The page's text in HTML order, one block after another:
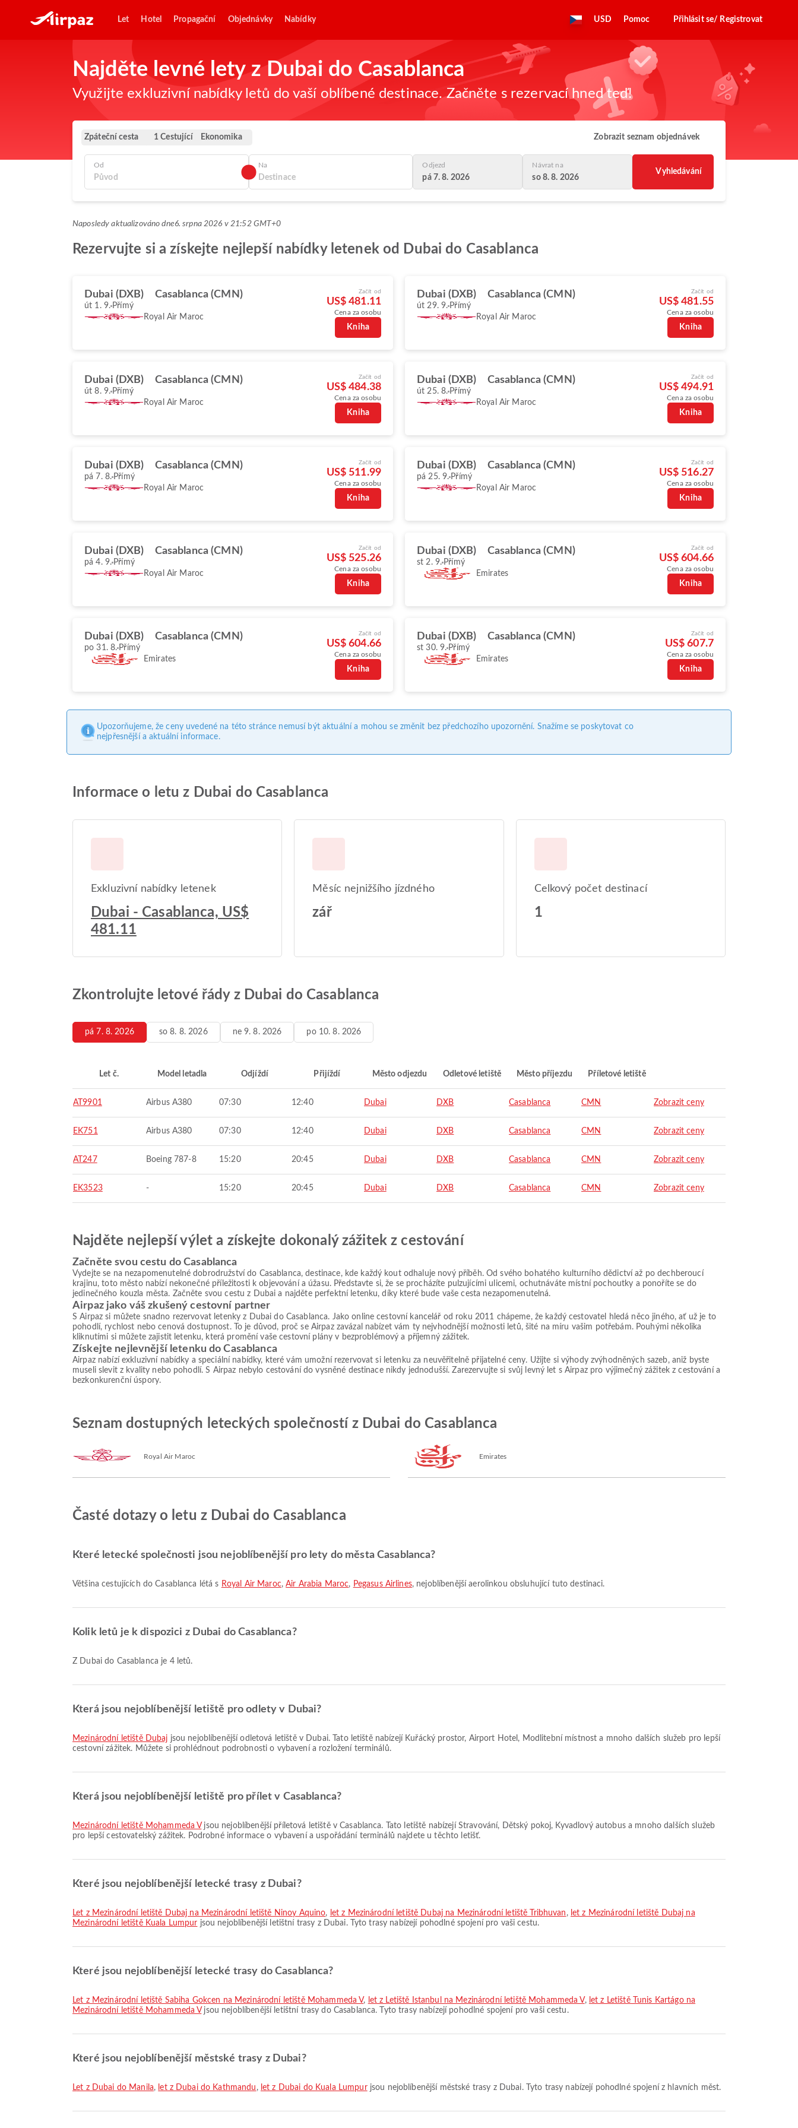
Let Hotel Propagační Objednávky Nabídky USD Pomoc Přihlásit se/ Registrovat
Najděte levné lety z Dubai do Casablanca
Využijte exkluzivní nabídky letů do vaší oblíbené destinace. Začněte s rezervací hned teď!
Zpáteční cesta 1 Cestující Ekonomika Zobrazit seznam objednávek
Od Na Odjezd
pá 7. 8. 2026
Návrat na
so 8. 8. 2026
Vyhledávání
Naposledy aktualizováno dne6. srpna 2026 v 21:52 GMT+0
Rezervujte si a získejte nejlepší nabídky letenek od Dubai do Casablanca
Dubai (DXB) Casablanca (CMN)
út 1. 9. Přímý
Royal Air Maroc
Začít od
US$ 481.11
Cena za osobu
Kniha
Dubai (DXB) Casablanca (CMN)
út 29. 9. Přímý
Royal Air Maroc
Začít od
US$ 481.55
Cena za osobu
Kniha
Dubai (DXB) Casablanca (CMN)
út 8. 9. Přímý
Royal Air Maroc
Začít od
US$ 484.38
Cena za osobu
Kniha
Dubai (DXB) Casablanca (CMN)
út 25. 8. Přímý
Royal Air Maroc
Začít od
US$ 494.91
Cena za osobu
Kniha
Dubai (DXB) Casablanca (CMN)
pá 7. 8. Přímý
Royal Air Maroc
Začít od
US$ 511.99
Cena za osobu
Kniha
Dubai (DXB) Casablanca (CMN)
pá 25. 9. Přímý
Royal Air Maroc
Začít od
US$ 516.27
Cena za osobu
Kniha
Dubai (DXB) Casablanca (CMN)
pá 4. 9. Přímý
Royal Air Maroc
Začít od
US$ 525.26
Cena za osobu
Kniha
Dubai (DXB) Casablanca (CMN)
st 2. 9. Přímý
Emirates
Začít od
US$ 604.66
Cena za osobu
Kniha
Dubai (DXB) Casablanca (CMN)
po 31. 8. Přímý
Emirates
Začít od
US$ 604.66
Cena za osobu
Kniha
Dubai (DXB) Casablanca (CMN)
st 30. 9. Přímý
Emirates
Začít od
US$ 607.7
Cena za osobu
Kniha
Upozorňujeme, že ceny uvedené na této stránce nemusí být aktuální a mohou se změnit bez předchozího upozornění. Snažíme se poskytovat co
nejpřesnější a aktuální informace.
Informace o letu z Dubai do Casablanca
Exkluzivní nabídky letenek
Dubai - Casablanca, US$
481.11
Měsíc nejnižšího jízdného
zář
Celkový počet destinací
1
Zkontrolujte letové řády z Dubai do Casablanca
pá 7. 8. 2026 so 8. 8. 2026 ne 9. 8. 2026 po 10. 8. 2026
Let č. Model letadla Odjíždí Přijíždí Město odjezdu Odletové letiště Město příjezdu Příletové letiště
AT9901 Airbus A380 07:30 12:40 Dubai DXB Casablanca CMN Zobrazit ceny
EK751 Airbus A380 07:30 12:40 Dubai DXB Casablanca CMN Zobrazit ceny
AT247 Boeing 787-8 15:20 20:45 Dubai DXB Casablanca CMN Zobrazit ceny
EK3523 - 15:20 20:45 Dubai DXB Casablanca CMN Zobrazit ceny
Najděte nejlepší výlet a získejte dokonalý zážitek z cestování
Začněte svou cestu do Casablanca
Vydejte se na nezapomenutelné dobrodružství do Casablanca, destinace, kde každý kout odhaluje nový příběh. Od svého bohatého kulturního dědictví až po dechberoucí
krajinu, toto město nabízí nekonečné příležitosti k objevování a úžasu. Představte si, že se procházíte pulzujícími ulicemi, ochutnáváte místní pochoutky a ponoříte se do
jedinečného kouzla města. Začněte svou cestu z Dubai a najděte perfektní letenku, díky které bude vaše cesta nezapomenutelná.
Airpaz jako váš zkušený cestovní partner
S Airpaz si můžete snadno rezervovat letenky z Dubai do Casablanca. Jako online cestovní kancelář od roku 2011 chápeme, že každý cestovatel hledá něco jiného, ať už je to
pohodlí, rychlost nebo cenová dostupnost. To je důvod, proč se Airpaz zavázal nabízet vám ty nejvhodnější možnosti letů, šité na míru vašim potřebám. Pouhými několika
kliknutími si můžete zajistit letenku, která promění vaše cestovní plány v bezproblémový a příjemný zážitek.
Získejte nejlevnější letenku do Casablanca
Airpaz nabízí exkluzivní nabídky a speciální nabídky, které vám umožní rezervovat si letenku za neuvěřitelně přijatelné ceny. Užijte si výhody zvýhodněných sazeb, aniž byste
museli slevit z kvality nebo pohodlí. S Airpaz nebylo cestování do vysněné destinace nikdy jednodušší. Zarezervujte si svůj levný let s Airpaz pro výjimečný zážitek z cestování a
bezkonkurenční úspory.
Seznam dostupných leteckých společností z Dubai do Casablanca
Royal Air Maroc Emirates
Časté dotazy o letu z Dubai do Casablanca
Které letecké společnosti jsou nejoblíbenější pro lety do města Casablanca?
Většina cestujících do Casablanca létá s Royal Air Maroc,Air Arabia Maroc, Pegasus Airlines, nejoblíbenější aerolinkou obsluhující tuto destinaci.
Kolik letů je k dispozici z Dubai do Casablanca?
Z Dubai do Casablanca je 4 letů.
Která jsou nejoblíbenější letiště pro odlety v Dubai?
Mezinárodní letiště Dubaj jsou nejoblíbenější odletová letiště v Dubai. Tato letiště nabízejí Kuřácký prostor, Airport Hotel, Modlitební místnost a mnoho dalších služeb pro lepší
cestovní zážitek. Můžete si prohlédnout podrobnosti o vybavení a rozložení terminálů.
Která jsou nejoblíbenější letiště pro přílet v Casablanca?
Mezinárodní letiště Mohammeda Vjsou nejoblíbenější příletová letiště v Casablanca. Tato letiště nabízejí Stravování, Dětský pokoj, Kyvadlový autobus a mnoho dalších služeb
pro lepší cestovatelský zážitek. Podrobné informace o vybavení a uspořádání terminálů najdete u těchto letišť.
Které jsou nejoblíbenější letecké trasy z Dubai?
let z Mezinárodní letiště Dubaj na Mezinárodní letiště Ninoy Aquino, let z Mezinárodní letiště Dubaj na Mezinárodní letiště Tribhuvan , let z Mezinárodní letiště Dubaj na
Mezinárodní letiště Kuala Lumpur jsou nejoblíbenější letištní trasy z Dubai. Tyto trasy nabízejí pohodlné spojení pro vaši cestu.
Které jsou nejoblíbenější letecké trasy do Casablanca?
let z Mezinárodní letiště Sabiha Gokcen na Mezinárodní letiště Mohammeda V, let z Letiště Istanbul na Mezinárodní letiště Mohammeda V, let z Letiště Tunis Kartágo na
Mezinárodní letiště Mohammeda Vjsou nejoblíbenější letištní trasy do Casablanca. Tyto trasy nabízejí pohodlné spojení pro vaši cestu.
Které jsou nejoblíbenější městské trasy z Dubai?
let z Dubai do Manila, let z Dubai do Kathmandu , let z Dubai do Kuala Lumpurjsou nejoblíbenější městské trasy z Dubai. Tyto trasy nabízejí pohodlné spojení z hlavních měst.